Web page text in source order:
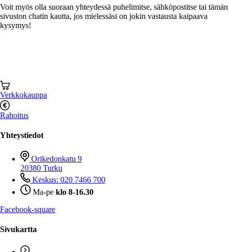
Voit myös olla suoraan yhteydessä puhelimitse, sähköpostitse tai tämän
sivuston chatin kautta, jos mielessäsi on jokin vastausta kaipaava
kysymys!
Verkkokauppa
Rahoitus
Yhteystiedot
Orikedonkatu 9
20380 Turku
Keskus: 020 7466 700
Ma-peklo 8-16.30
Facebook-square
Sivukartta